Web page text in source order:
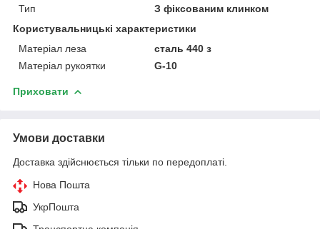
Тип
З фіксованим клинком
Користувальницькі характеристики
Матеріал леза
сталь 440 з
Матеріал рукоятки
G-10
Приховати
Умови доставки
Доставка здійснюється тільки по передоплаті.
Нова Пошта
УкрПошта